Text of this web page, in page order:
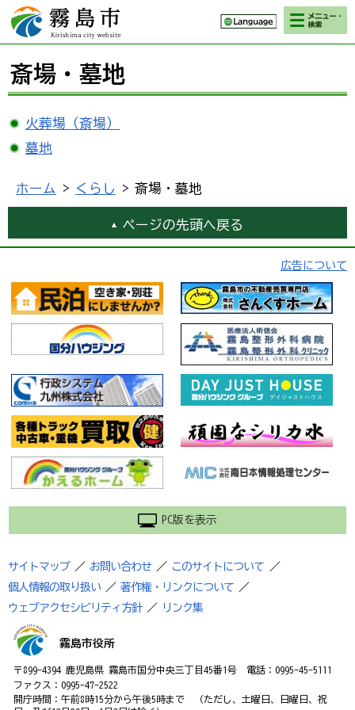
霧島市 Kirishima
city website
検索・メニ
ュー
斎場・墓地
火葬場（斎場）
墓地
ホーム > くらし > 斎場・墓地
ページの先頭へ戻る
広告について
PC版を表示
サイトマップ ／ お問い合わせ ／ このサイトについて
／
個人情報の取り扱い
／ 著作権・リンクについて
／
ウェブアクセシビリティ方針
／ リンク集
霧島市役所
〒899-4394 鹿児島県 霧島市国分中央三丁目45番1号 電話：0995-45-5111
ファクス：0995-47-2522
開庁時間：午前8時15分から午後5時まで （ただし、土曜日、日曜日、祝